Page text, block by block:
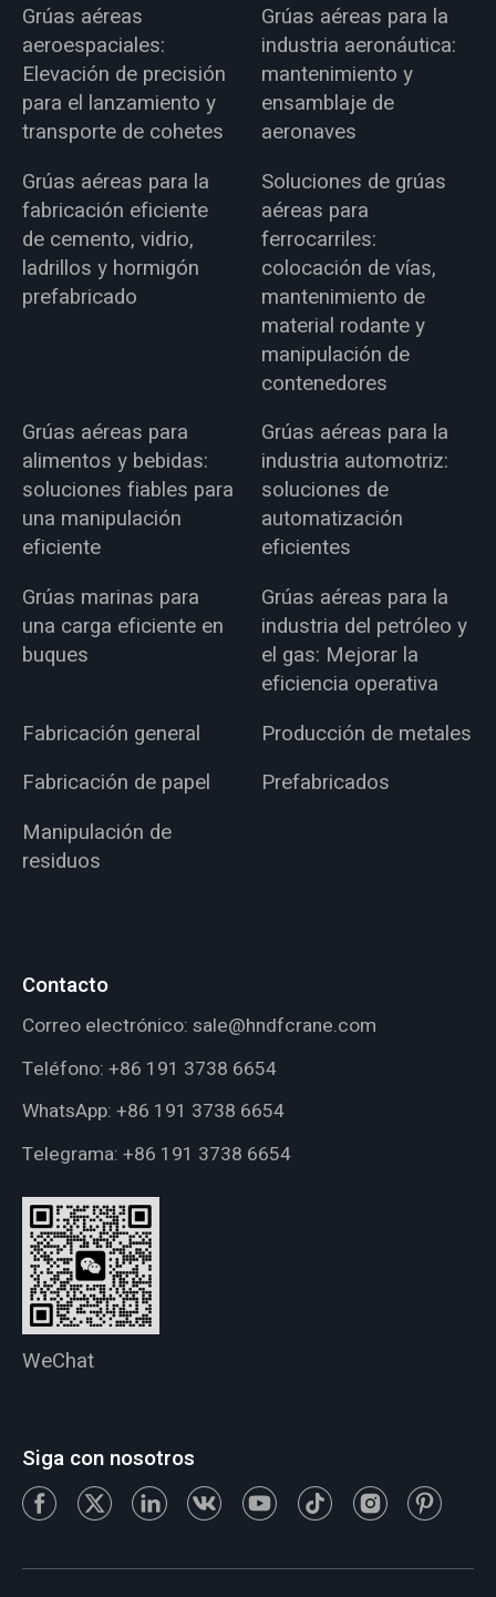
Grúas aéreas
aeroespaciales:
Elevación de precisión
para el lanzamiento y
transporte de cohetes
Grúas aéreas para la
industria aeronáutica:
mantenimiento y
ensamblaje de
aeronaves
Grúas aéreas para la
fabricación eficiente
de cemento, vidrio,
ladrillos y hormigón
prefabricado
Soluciones de grúas
aéreas para
ferrocarriles:
colocación de vías,
mantenimiento de
material rodante y
manipulación de
contenedores
Grúas aéreas para
alimentos y bebidas:
soluciones fiables para
una manipulación
eficiente
Grúas aéreas para la
industria automotriz:
soluciones de
automatización
eficientes
Grúas marinas para
una carga eficiente en
buques
Grúas aéreas para la
industria del petróleo y
el gas: Mejorar la
eficiencia operativa
Fabricación general
Producción de metales
Fabricación de papel
Prefabricados
Manipulación de
residuos
Contacto
Correo electrónico: sale@hndfcrane.com
Teléfono: +86 191 3738 6654
WhatsApp: +86 191 3738 6654
Telegrama: +86 191 3738 6654
WeChat
Siga con nosotros